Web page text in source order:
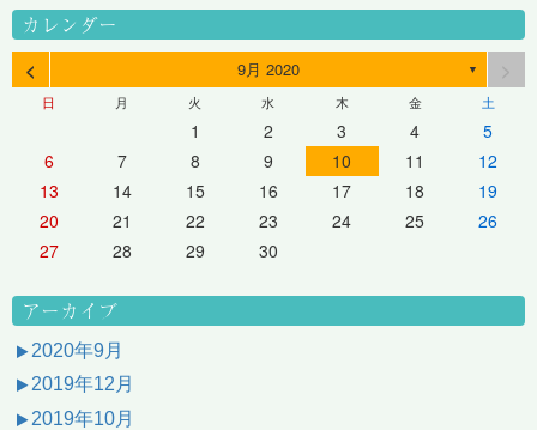
カレンダー
< 9月 2020 ▼
日 月 火 水 木 金 土
1 2 3 4
5
6
7 8 9 10 11
12
13
14 15 16 17 18
19
20
21 22 23 24 25
26
27
28 29 30
アーカイブ
2020年9月
2019年12月
2019年10月